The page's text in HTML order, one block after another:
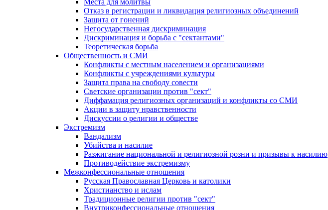
Места для молитвы
Отказ в регистрации и ликвидация религиозных объединений
Защита от гонений
Негосударственная дискриминация
Дискриминация и борьба с "сектантами"
Теоретическая борьба
Общественность и СМИ
Конфликты с местным населением и организациями
Конфликты с учреждениями культуры
Защита права на свободу совести
Светские организации против "сект"
Диффамация религиозных организаций и конфликты со СМИ
Акции в защиту нравственности
Дискуссии о религии и обществе
Экстремизм
Вандализм
Убийства и насилие
Разжигание национальной и религиозной розни и призывы к насилию
Противодействие экстремизму
Межконфессиональные отношения
Русская Православная Церковь и католики
Христианство и ислам
Традиционные религии против "сект"
Внутриконфессиональные отношения